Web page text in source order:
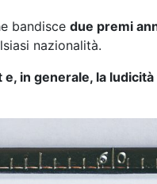
bandisce due premi
nazionalità.
e, in generale, la